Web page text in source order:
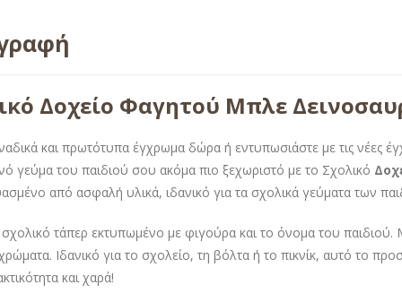
Δοχείο Φαγητού Μπλε
και πρωτότυπα έγχρωμα δώρα ή εντυπωσιάστε με τις νέες
γεύμα του παιδιού σου ακόμα πιο ξεχωριστό με το Σχολικό
από ασφαλή υλικά, ιδανικό για τα σχολικά γεύματα των
σχολικό τάπερ εκτυπωμένο με φιγούρα και το όνομα του
Ιδανικό για το σχολείο, τη βόλτα ή το πικνίκ, αυτό το
και χαρά!